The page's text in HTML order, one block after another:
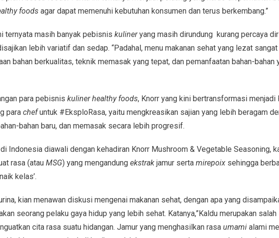
foodsagar dapat memenuhi kebutuhan konsumen dan terus berkembang.”
ternyata masih banyak pebisnis kulineryang masih dirundung kurang percaya
lebih variatif dan sedap. “Padahal, menu makanan sehat yang lezat
bahan berkualitas, teknik memasak yang tepat, dan pemanfaatan bahan-bahan
para pebisnis kuliner healthy foods, Knorr yang kini bertransformasi menjadi
parachefuntuk #EksploRasa, yaitu mengkreasikan sajian yang lebih beragam
bahan baru, dan memasak secara lebih progresif.
Indonesia diawali dengan kehadiran Knorr Mushroom & Vegetable Seasoning,
rasa (atau MSG) yang mengandung ekstrakjamur serta mirepoix sehingga
kelas’.
kian menawan diskusi mengenai makanan sehat, dengan apa yang
seorang pelaku gaya hidup yang lebih sehat. Katanya,”Kaldu merupakan salah
cita rasa suatu hidangan. Jamur yang menghasilkan rasaumamialami